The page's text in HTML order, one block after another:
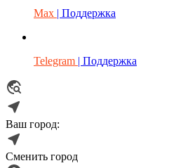
Max | Поддержка
Telegram | Поддержка
Ваш город:
Сменить город